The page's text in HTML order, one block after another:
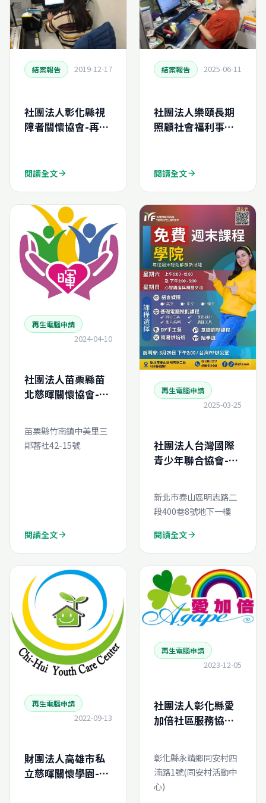
結案報告 2019-12-17
社團法人彰化縣視
障者關懷協會-再生
0)
閱讀全文arrow_forward
結案報告 2025-06-11
社團法人樂頤長期
照顧社會福利事業
(N202532191830)
閱讀全文arrow_forward
再生電腦申請
2024-04-10
社團法人苗栗縣苗
北慈暉關懷協會-再
苗栗縣竹南鎮中美里三
鄰蕃社42-15號
閱讀全文arrow_forward
再生電腦申請
2025-03-25
社團法人台灣國際
青少年聯合協會-再
新北市泰山區明志路二
段400巷8號地下一樓
閱讀全文arrow_forward
再生電腦申請
2022-09-13
財團法人高雄市私
立慈暉關懷學園-再
再生電腦申請
2023-12-05
社團法人彰化縣愛
加倍社區服務協會-
彰化縣永靖鄉同安村四
湳路1號(同安村活動中
心)